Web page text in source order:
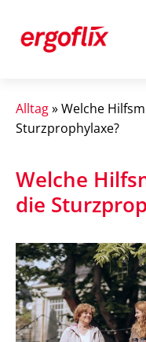
Alltag»Welche
Sturzprophylaxe?
Welche
die